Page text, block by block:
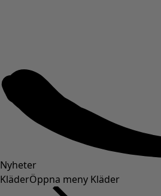
Nyheter
KläderÖppna meny Kläder